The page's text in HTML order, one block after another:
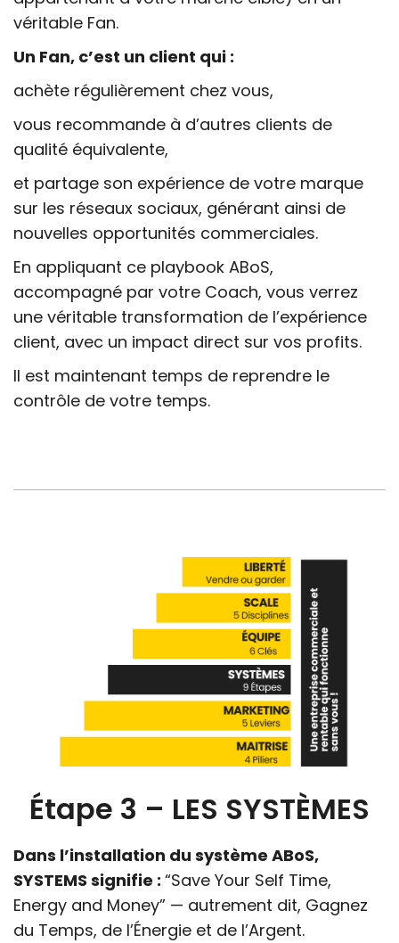
véritable Fan.
Un Fan, c’est un client qui :
achète régulièrement chez vous,
vous recommande à d’autres clients de
qualité équivalente,
et partage son expérience de votre marque
sur les réseaux sociaux, générant ainsi de
nouvelles opportunités commerciales.
En appliquant ce playbook ABoS,
accompagné par votre Coach, vous verrez
une véritable transformation de l’expérience
client, avec un impact direct sur vos profits.
Il est maintenant temps de reprendre le
contrôle de votre temps.
Étape 3 – LES SYSTÈMES
Dans l’installation du système ABoS,
SYSTEMS signifie : “Save Your Self Time,
Energy and Money” — autrement dit, Gagnez
du Temps, de l’Énergie et de l’Argent.